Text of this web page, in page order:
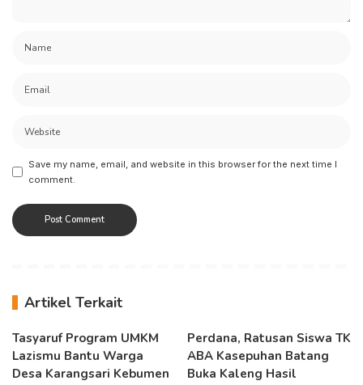
Save my name, email, and website in this browser for the next time I
comment.
Artikel Terkait
Tasyaruf Program UMKM
Lazismu Bantu Warga
Desa Karangsari Kebumen
Perdana, Ratusan Siswa TK
ABA Kasepuhan Batang
Buka Kaleng Hasil